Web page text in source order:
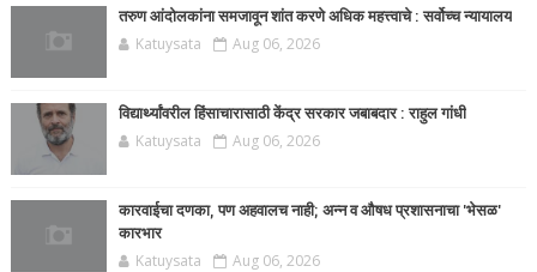
तरुण आंदोलकांना समजावून शांत करणे अधिक महत्त्वाचे : सर्वोच्च न्यायालय
Katuysata Aug 06, 2026
विद्यार्थ्यांवरील हिंसाचारासाठी केंद्र सरकार जबाबदार : राहुल गांधी
Katuysata Aug 06, 2026
कारवाईचा दणका, पण अहवालच नाही; अन्न व औषध प्रशासनाचा 'भेसळ'
कारभार
Katuysata Aug 06, 2026